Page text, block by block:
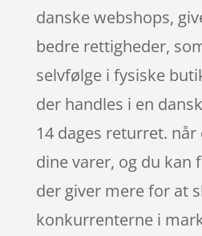
danske webshops,
bedre rettigheder,
selvfølge i fysiske
der handles i en
14 dages returret.
dine varer, og du kan
der giver mere for at
konkurrenterne i